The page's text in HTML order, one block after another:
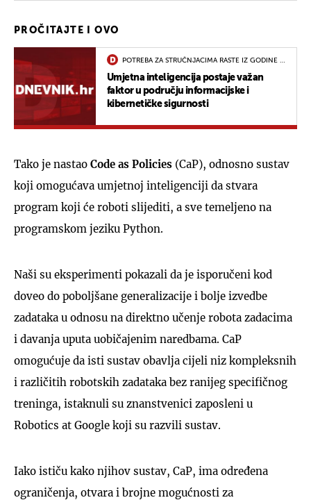
PROČITAJTE I OVO
POTREBA ZA STRUČNJACIMA RASTE IZ GODINE U
Umjetna inteligencija postaje važan
faktor u području informacijske i
kibernetičke sigurnosti
Tako je nastao Code as Policies (CaP), odnosno sustav
koji omogućava umjetnoj inteligenciji da stvara
program koji će roboti slijediti, a sve temeljeno na
programskom jeziku Python.
Naši su eksperimenti pokazali da je isporučeni kod
doveo do poboljšane generalizacije i bolje izvedbe
zadataka u odnosu na direktno učenje robota zadacima
i davanja uputa uobičajenim naredbama. CaP
omogućuje da isti sustav obavlja cijeli niz kompleksnih
i različitih robotskih zadataka bez ranijeg specifičnog
treninga, istaknuli su znanstvenici zaposleni u
Robotics at Google koji su razvili sustav.
Iako ističu kako njihov sustav, CaP, ima određena
ograničenja, otvara i brojne mogućnosti za